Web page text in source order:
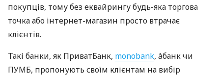
покупців, тому без еквайрингу будь-яка торгова
точка або інтернет-магазин просто втрачає
клієнтів.
Такі банки, як ПриватБанк, monobank, àбанк чи
ПУМБ, пропонують своїм клієнтам на вибір